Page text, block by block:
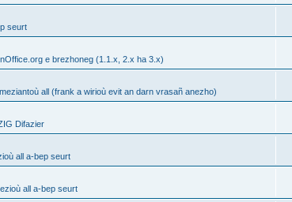
seurt
e brezhoneg (1.1.x, 2.x ha 3.x)
all (frank a wirioù evit an darn vrasañ anezho)
Difazier
all a-bep seurt
all a-bep seurt